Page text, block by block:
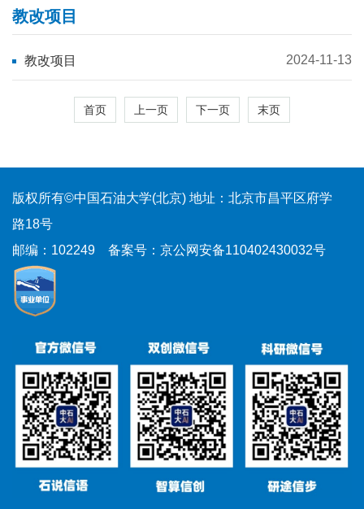
教改项目
教改项目 2024-11-13
首页 上一页 下一页 末页
版权所有©中国石油大学(北京) 地址：北京市昌平区府学
路18号
邮编：102249
备案号：京公网安备110402430032号